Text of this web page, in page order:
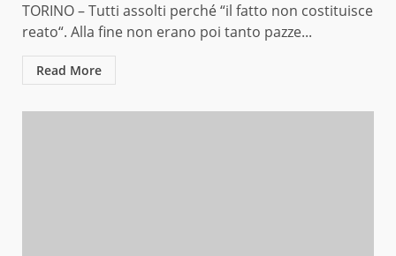
TORINO – Tutti assolti perché “il fatto non costituisce
reato“. Alla fine non erano poi tanto pazze...
Read More